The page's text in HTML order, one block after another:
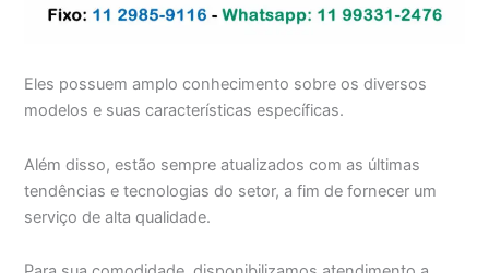
Eles possuem amplo conhecimento sobre os diversos
modelos e suas características específicas.
Além disso, estão sempre atualizados com as últimas
tendências e tecnologias do setor, a fim de fornecer um
serviço de alta qualidade.